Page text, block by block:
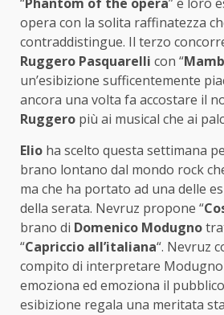
opera con la solita raffinatezza
contraddistingue. Il terzo
Ruggero Pasquarelli con “
un’esibizione sufficentemente
ancora una volta fa accostare il
Ruggero più ai musical che ai
Elio ha scelto questa settimana
brano lontano dal mondo rock
ma che ha portato ad una delle
della serata. Nevruz propone “
brano di Domenico Modugno
“Capriccio all’italiana“. Nevruz
compito di interpretare
emoziona ed emoziona il
esibizione regala una meritata